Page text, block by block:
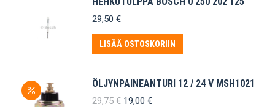
29,50 €
LISÄÄ OSTOSKORIIN
ÖLJYNPAINEANTURI 12 / 24 V MSH1021
29,75€ Alkuperäinen
19,00 €Nykyinen